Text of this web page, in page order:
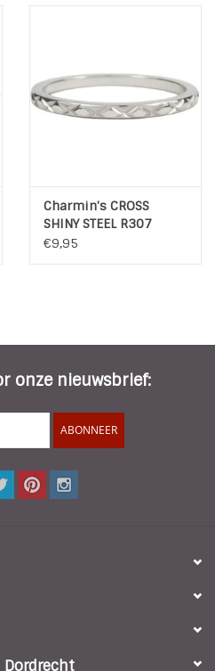
Charmin's CROSS
SHINY STEEL R307
€9,95
onze nieuwsbrief:
ABONNEER
Dordrecht